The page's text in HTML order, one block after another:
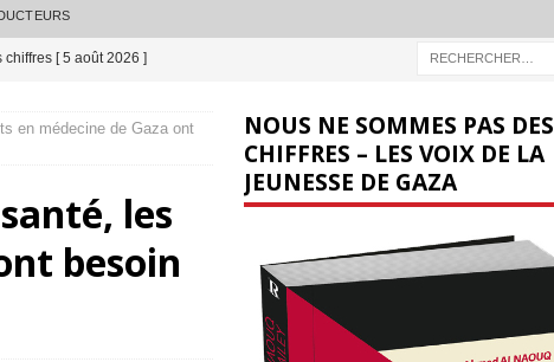
chiffres [ 5 août 2026 ]
les Israéliens multiplie les
poubelle pour leurs déchets
en médecine de Gaza ont
les
besoin
NOUS NE SOMMES PAS DES
CHIFFRES – LES VOIX DE LA
JEUNESSE DE GAZA